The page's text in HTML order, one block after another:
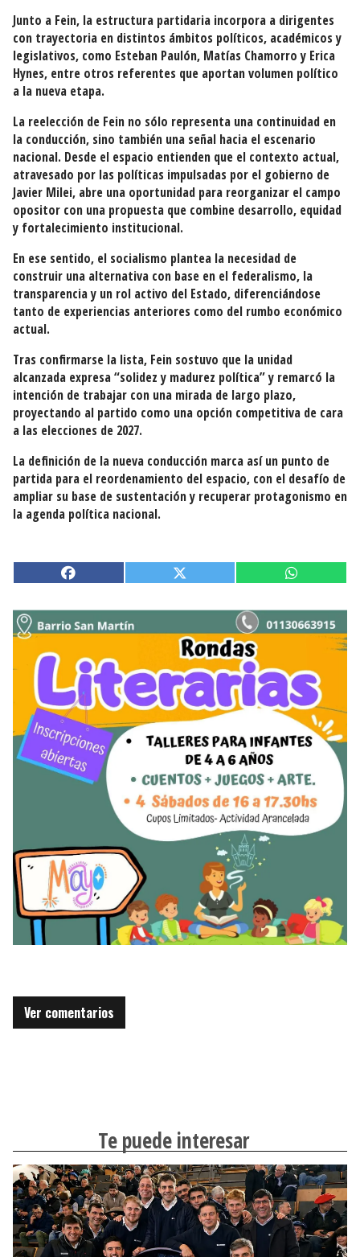
Junto a Fein, la estructura partidaria incorpora a dirigentes
con trayectoria en distintos ámbitos políticos, académicos y
legislativos, como Esteban Paulón, Matías Chamorroy Erica
Hynes, entre otros referentes que aportan volumen político
a la nueva etapa.
La reelección de Fein no sólo representa una continuidad en
la conducción, sino también una señal hacia el escenario
nacional. Desde el espacio entienden que el contexto actual,
atravesado por las políticas impulsadas por el gobierno de
Javier Milei, abre una oportunidad para reorganizar el campo
opositor con una propuesta que combine desarrollo, equidad
y fortalecimiento institucional.
En ese sentido, el socialismo plantea la necesidad de
construir una alternativa con base en el federalismo, la
transparencia y un rol activo del Estado, diferenciándose
tanto de experiencias anteriores como del rumbo económico
actual.
Tras confirmarse la lista, Fein sostuvo que la unidad
alcanzada expresa “solidez y madurez política” y remarcó la
intención de trabajar con una mirada de largo plazo,
proyectando al partido como una opción competitiva de cara
a las elecciones de 2027.
La definición de la nueva conducción marca así un punto de
partida para el reordenamiento del espacio, con el desafío de
ampliar su base de sustentación y recuperar protagonismo en
la agenda política nacional.
Ver comentarios
Te puede interesar